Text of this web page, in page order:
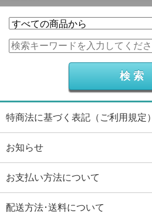
特商法に基づく表記（ご利用規定）
お知らせ
お支払い方法について
配送方法･送料について